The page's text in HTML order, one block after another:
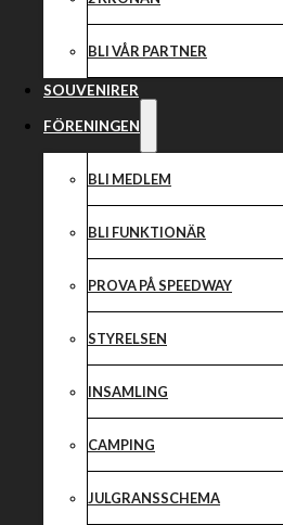
BLI VÅR PARTNER
SOUVENIRER
FÖRENINGEN
BLI MEDLEM
BLI FUNKTIONÄR
PROVA PÅ SPEEDWAY
STYRELSEN
INSAMLING
CAMPING
JULGRANSSCHEMA